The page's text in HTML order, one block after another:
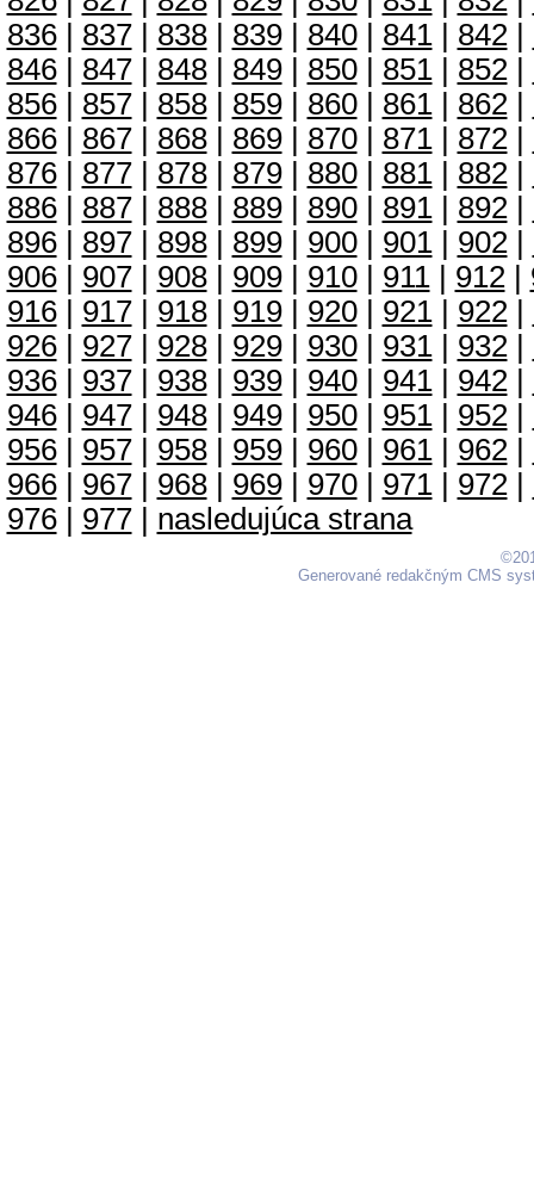
836| 837| 838| 839| 840| 841| 842|
846| 847| 848| 849| 850| 851| 852|
856| 857| 858| 859| 860| 861| 862|
866| 867| 868| 869| 870| 871| 872|
876| 877| 878| 879| 880| 881| 882|
886| 887| 888| 889| 890| 891| 892|
896| 897| 898| 899| 900| 901| 902|
906| 907| 908| 909| 910| 911| 912|
916| 917| 918| 919| 920| 921| 922|
926| 927| 928| 929| 930| 931| 932|
936| 937| 938| 939| 940| 941| 942|
946| 947| 948| 949| 950| 951| 952|
956| 957| 958| 959| 960| 961| 962|
966| 967| 968| 969| 970| 971| 972|
976| 977| nasledujúca strana
Generované redakčným CMS